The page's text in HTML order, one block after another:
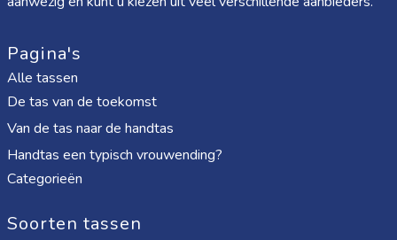
Pagina's
Alle tassen
De tas van de toekomst
Van de tas naar de handtas
Handtas een typisch vrouwending?
Categorieën
Soorten tassen